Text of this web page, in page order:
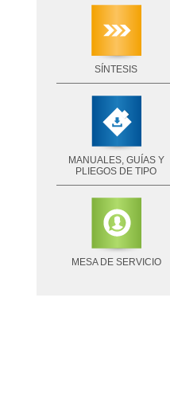
SÍNTESIS
MANUALES, GUÍAS Y
PLIEGOS DE TIPO
MESA DE SERVICIO